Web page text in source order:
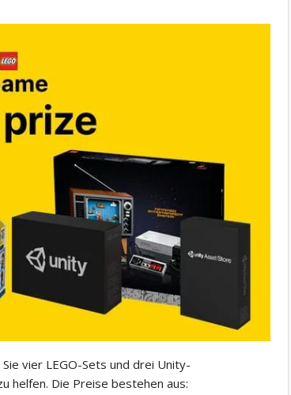
vier LEGO-Sets und drei Unity-
helfen. Die Preise bestehen aus: